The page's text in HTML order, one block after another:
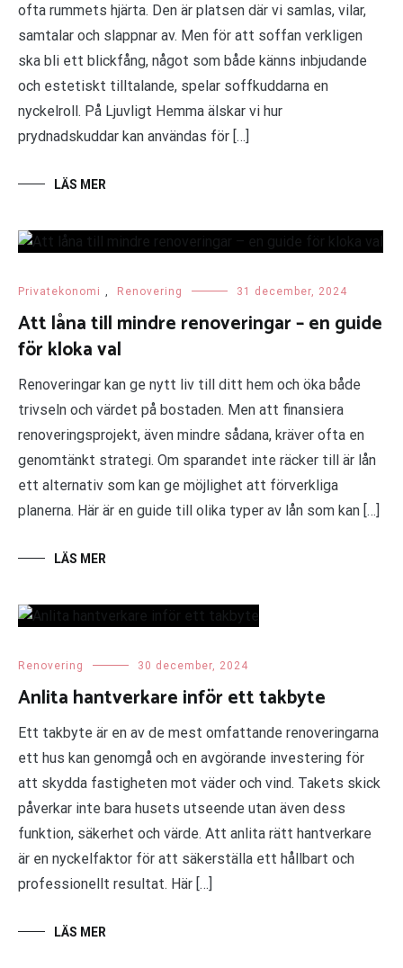
ofta rummets hjärta. Den är platsen där vi samlas, vilar,
samtalar och slappnar av. Men för att soffan verkligen
ska bli ett blickfång, något som både känns inbjudande
och estetiskt tilltalande, spelar soffkuddarna en
nyckelroll. På Ljuvligt Hemma älskar vi hur
prydnadskuddar kan användas för […]
LÄS MER
Privatekonomi , Renovering 31 december, 2024
Att låna till mindre renoveringar – en guide
för kloka val
Renoveringar kan ge nytt liv till ditt hem och öka både
trivseln och värdet på bostaden. Men att finansiera
renoveringsprojekt, även mindre sådana, kräver ofta en
genomtänkt strategi. Om sparandet inte räcker till är lån
ett alternativ som kan ge möjlighet att förverkliga
planerna. Här är en guide till olika typer av lån som kan […]
LÄS MER
Renovering 30 december, 2024
Anlita hantverkare inför ett takbyte
Ett takbyte är en av de mest omfattande renoveringarna
ett hus kan genomgå och en avgörande investering för
att skydda fastigheten mot väder och vind. Takets skick
påverkar inte bara husets utseende utan även dess
funktion, säkerhet och värde. Att anlita rätt hantverkare
är en nyckelfaktor för att säkerställa ett hållbart och
professionellt resultat. Här […]
LÄS MER